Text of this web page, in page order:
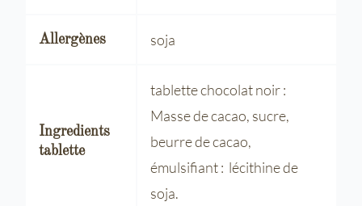
Allergènes soja
Ingredients
tablette
tablette chocolat noir :
Masse de cacao, sucre,
beurre de cacao,
émulsifiant : lécithine de
soja.